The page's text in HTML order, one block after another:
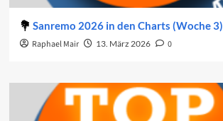
Sanremo 2026 in den Charts (Woche 3)
Raphael Mair 13. März 2026 0